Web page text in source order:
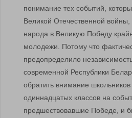
понимание тех событий,
Великой Отечественной войны,
народа в Великую Победу
молодежи. Потому что
предопределило
современной Республики
обратить внимание
одиннадцатых классов на
предшествовавшие Победе, и